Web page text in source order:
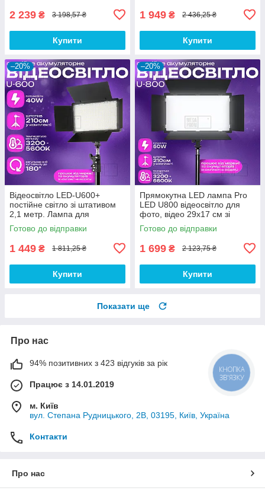
2 239 ₴ 3 198,57 ₴
Купити
1 949 ₴ 2 436,25 ₴
Купити
–20%
Відеосвітло LED-U600+
постійне світло зі штативом
2,1 метр. Лампа для
візажиста. Студійне світло.
Готово до відправки
1 449 ₴ 1 811,25 ₴
Купити
–20%
Прямокутна LED лампа Pro
LED U800 відеосвітло для
фото, відео 29х17 см зі
штативом 2,1 метр. Студійне
світло.
Готово до відправки
1 699 ₴ 2 123,75 ₴
Купити
Показати ще
Про нас
94% позитивних з 423 відгуків за рік
Працює з 14.01.2019
м. Київ
вул. Степана Рудницького, 2В, 03195, Київ, Україна
Контакти
Про нас
КНОПКА
ЗВ'ЯЗКУ